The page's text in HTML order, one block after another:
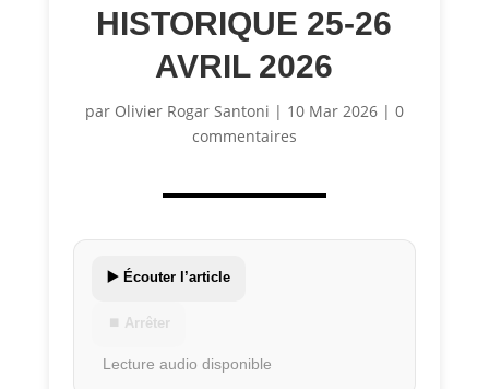
HISTORIQUE 25-26
AVRIL 2026
par Olivier Rogar Santoni | 10 Mar 2026| 0
commentaires
▶️ Écouter l’article
⏹ Arrêter
Lecture audio disponible